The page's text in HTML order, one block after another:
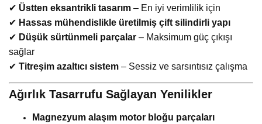
✔ Üstten eksantrikli tasarım – En iyi verimlilik için
✔ Hassas mühendislikle üretilmiş çift silindirli yapı
✔ Düşük sürtünmeli parçalar – Maksimum güç çıkışı
sağlar
✔ Titreşim azaltıcı sistem – Sessiz ve sarsıntısız çalışma
Ağırlık Tasarrufu Sağlayan Yenilikler
Magnezyum alaşım motor bloğu parçaları